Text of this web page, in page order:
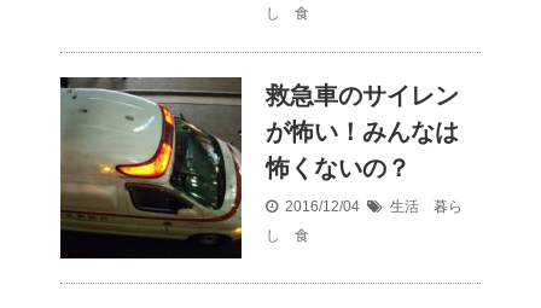
し 食
救急車のサイレン
が怖い！みんなは
怖くないの？
2016/12/04
生活 暮ら
し 食